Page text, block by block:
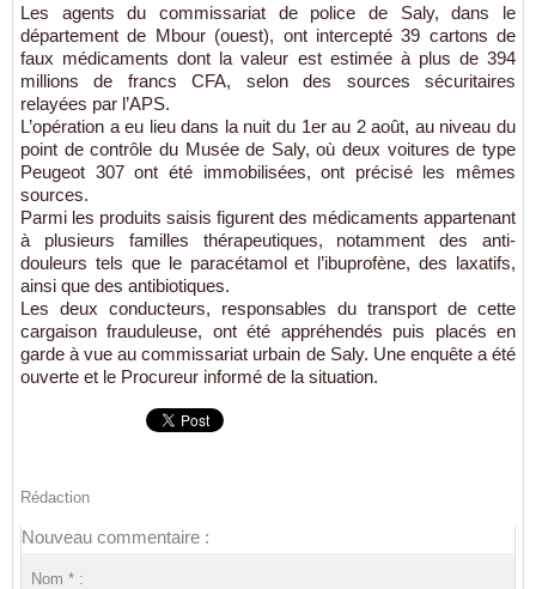
Les agents du commissariat de police de Saly, dans le
département de Mbour (ouest), ont intercepté 39 cartons de
faux médicaments dont la valeur est estimée à plus de 394
millions de francs CFA, selon des sources sécuritaires
relayées par l’APS.
L’opération a eu lieu dans la nuit du 1er au 2 août, au niveau du
point de contrôle du Musée de Saly, où deux voitures de type
Peugeot 307 ont été immobilisées, ont précisé les mêmes
sources.
Parmi les produits saisis figurent des médicaments appartenant
à plusieurs familles thérapeutiques, notamment des anti-
douleurs tels que le paracétamol et l’ibuprofène, des laxatifs,
ainsi que des antibiotiques.
Les deux conducteurs, responsables du transport de cette
cargaison frauduleuse, ont été appréhendés puis placés en
garde à vue au commissariat urbain de Saly. Une enquête a été
ouverte et le Procureur informé de la situation.
Rédaction
Nouveau commentaire :
Nom * :